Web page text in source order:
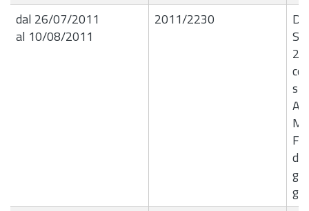
dal 26/07/2011
al 10/08/2011
2011/2230